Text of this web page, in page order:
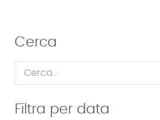
Cerca
Filtra per data